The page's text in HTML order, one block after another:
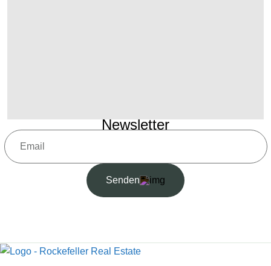
Newsletter
Senden